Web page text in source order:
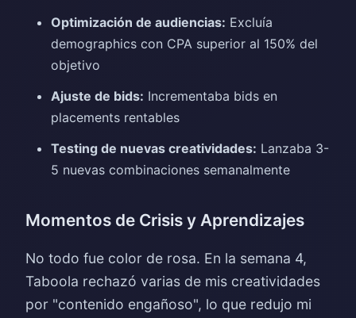
Optimización de audiencias: Excluía
demographics con CPA superior al 150% del
objetivo
Ajuste de bids: Incrementaba bids en
placements rentables
Testing de nuevas creatividades: Lanzaba 3-
5 nuevas combinaciones semanalmente
Momentos de Crisis y Aprendizajes
No todo fue color de rosa. En la semana 4,
Taboola rechazó varias de mis creatividades
por "contenido engañoso", lo que redujo mi